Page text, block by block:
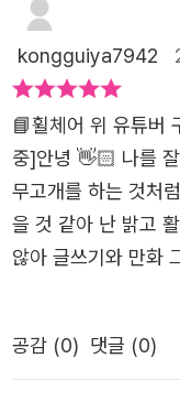
판한 '오늘도 구르는
자필 서명이 된 책을
책 받은 날 잠들기 저
고 친숙하게 장애를
들었다. 막내 딸내미
추천했다. 글이 많지
편하게 읽기에 딱이
대적 화두이긴 하다.
한 매체를 통해 머
시간을 보내면서 자
배울 필요가 있다.
kongguiya7942
📘휠체어 위 유튜버
중]안녕 👋🏻 나를
무고개를 하는 것처
을 것 같아 난 밝고
않아 글쓰기와 만화
어른이 되면 수의사
휠체어를 타고 있어
공감 (0) 댓글 (0)